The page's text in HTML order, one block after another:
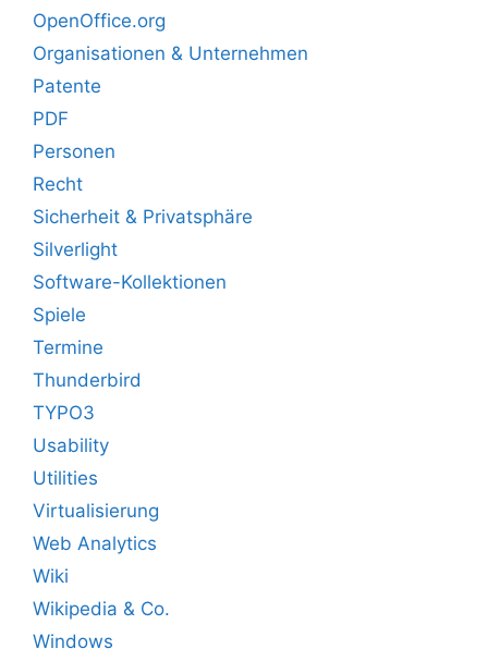
OpenOffice.org
Organisationen & Unternehmen
Patente
PDF
Personen
Recht
Sicherheit & Privatsphäre
Silverlight
Software-Kollektionen
Spiele
Termine
Thunderbird
TYPO3
Usability
Utilities
Virtualisierung
Web Analytics
Wiki
Wikipedia & Co.
Windows